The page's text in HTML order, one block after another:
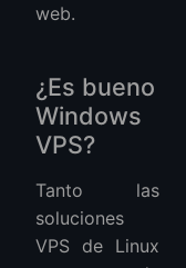
web.
¿Es bueno
Windows
VPS?
Tanto las
soluciones
VPS de Linux